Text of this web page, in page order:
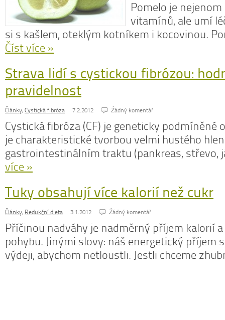
Pomelo je
vitamínů, ale umí
si s kašlem, oteklým kotníkem i kocovinou.
Číst více »
Strava lidí s cystickou fibrózou:
pravidelnost
Články, Cystická fibróza 7.2.2012 Źádný komentář
Cystická fibróza (CF) je geneticky podmíněné
je charakteristické tvorbou velmi hustého
gastrointestinálním traktu (pankreas, střevo,
více »
Tuky obsahují více kalorií než cukr
Články, Redukční dieta 3.1.2012 Źádný komentář
Příčinou nadváhy je nadměrný příjem kalorií
pohybu. Jinými slovy: náš energetický příjem
výdeji, abychom netloustli. Jestli chceme